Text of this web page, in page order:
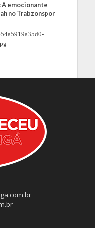
A emocionante
no Trabzonspor